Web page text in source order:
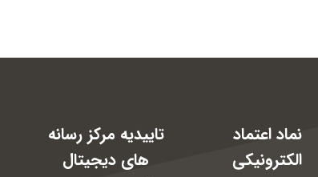
نماد اعتماد
الکترونیکی
تاییدیه مرکز رسانه
های دیجیتال